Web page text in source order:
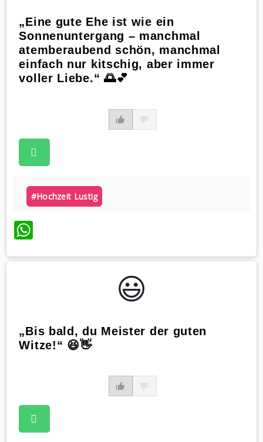
„Eine gute Ehe ist wie ein
Sonnenuntergang – manchmal
atemberaubend schön, manchmal
einfach nur kitschig, aber immer
voller Liebe.“ 🌅💕
#hochzeit Lustig
WhatsApp
😃️
„Bis bald, du Meister der guten
Witze!“ 😆👋